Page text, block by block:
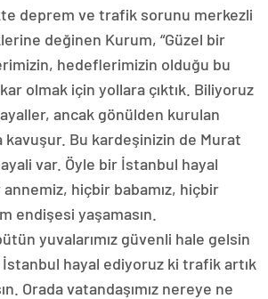
deprem ve trafik sorunu merkezli
değinen Kurum, “Güzel bir
hedeflerimizin olduğu bu
olmak için yollara çıktık. Biliyoruz
ancak gönülden kurulan
kavuşur. Bu kardeşinizin de Murat
var. Öyle bir İstanbul hayal
hiçbir babamız, hiçbir
endişesi yaşamasın.
yuvalarımız güvenli hale gelsin
hayal ediyoruz ki trafik artık
Orada vatandaşımız nereye ne